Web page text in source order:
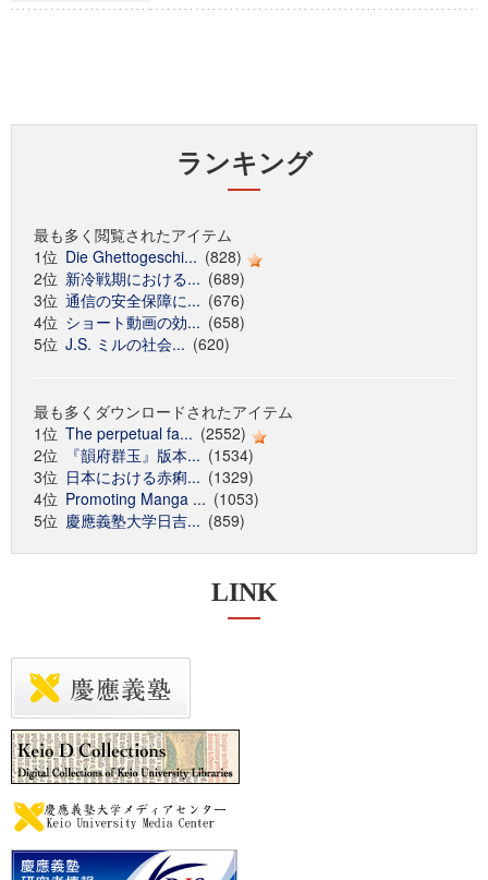
ランキング
最も多く閲覧されたアイテム
1位 Die Ghettogeschi... (828)
2位 新冷戦期における... (689)
3位 通信の安全保障に... (676)
4位 ショート動画の効... (658)
5位 J.S. ミルの社会... (620)
最も多くダウンロードされたアイテム
1位 The perpetual fa... (2552)
2位
『韻府群玉』版本... (1534)
3位 日本における赤痢... (1329)
4位 Promoting Manga ... (1053)
5位 慶應義塾大学日吉... (859)
LINK